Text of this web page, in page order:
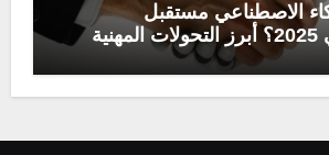
الاصطناعي مستقبل